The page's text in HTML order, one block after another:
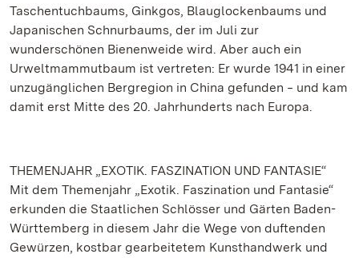
Taschentuchbaums, Ginkgos, Blauglockenbaums und
Japanischen Schnurbaums, der im Juli zur
wunderschönen Bienenweide wird. Aber auch ein
Urweltmammutbaum ist vertreten: Er wurde 1941 in einer
unzugänglichen Bergregion in China gefunden ‒ und kam
damit erst Mitte des 20. Jahrhunderts nach Europa.
THEMENJAHR „EXOTIK. FASZINATION UND FANTASIE“
Mit dem Themenjahr „Exotik. Faszination und Fantasie“
erkunden die Staatlichen Schlösser und Gärten Baden-
Württemberg in diesem Jahr die Wege von duftenden
Gewürzen, kostbar gearbeitetem Kunsthandwerk und